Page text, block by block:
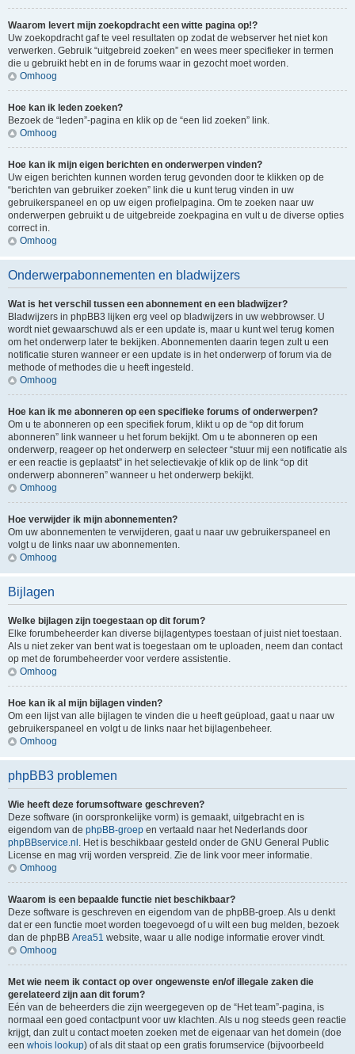
Waarom levert mijn zoekopdracht een witte pagina op!?
Uw zoekopdracht gaf te veel resultaten op zodat de webserver het niet kon
verwerken. Gebruik “uitgebreid zoeken” en wees meer specifieker in termen
die u gebruikt hebt en in de forums waar in gezocht moet worden.
Omhoog
Hoe kan ik leden zoeken?
Bezoek de “leden”-pagina en klik op de “een lid zoeken” link.
Omhoog
Hoe kan ik mijn eigen berichten en onderwerpen vinden?
Uw eigen berichten kunnen worden terug gevonden door te klikken op de
“berichten van gebruiker zoeken” link die u kunt terug vinden in uw
gebruikerspaneel en op uw eigen profielpagina. Om te zoeken naar uw
onderwerpen gebruikt u de uitgebreide zoekpagina en vult u de diverse opties
correct in.
Omhoog
Onderwerpabonnementen en bladwijzers
Wat is het verschil tussen een abonnement en een bladwijzer?
Bladwijzers in phpBB3 lijken erg veel op bladwijzers in uw webbrowser. U
wordt niet gewaarschuwd als er een update is, maar u kunt wel terug komen
om het onderwerp later te bekijken. Abonnementen daarin tegen zult u een
notificatie sturen wanneer er een update is in het onderwerp of forum via de
methode of methodes die u heeft ingesteld.
Omhoog
Hoe kan ik me abonneren op een specifieke forums of onderwerpen?
Om u te abonneren op een specifiek forum, klikt u op de “op dit forum
abonneren” link wanneer u het forum bekijkt. Om u te abonneren op een
onderwerp, reageer op het onderwerp en selecteer “stuur mij een notificatie als
er een reactie is geplaatst” in het selectievakje of klik op de link “op dit
onderwerp abonneren” wanneer u het onderwerp bekijkt.
Omhoog
Hoe verwijder ik mijn abonnementen?
Om uw abonnementen te verwijderen, gaat u naar uw gebruikerspaneel en
volgt u de links naar uw abonnementen.
Omhoog
Bijlagen
Welke bijlagen zijn toegestaan op dit forum?
Elke forumbeheerder kan diverse bijlagentypes toestaan of juist niet toestaan.
Als u niet zeker van bent wat is toegestaan om te uploaden, neem dan contact
op met de forumbeheerder voor verdere assistentie.
Omhoog
Hoe kan ik al mijn bijlagen vinden?
Om een lijst van alle bijlagen te vinden die u heeft geüpload, gaat u naar uw
gebruikerspaneel en volgt u de links naar het bijlagenbeheer.
Omhoog
phpBB3 problemen
Wie heeft deze forumsoftware geschreven?
Deze software (in oorspronkelijke vorm) is gemaakt, uitgebracht en is
eigendom van de phpBB-groep en vertaald naar het Nederlands door
phpBBservice.nl . Het is beschikbaar gesteld onder de GNU General Public
License en mag vrij worden verspreid. Zie de link voor meer informatie.
Omhoog
Waarom is een bepaalde functie niet beschikbaar?
Deze software is geschreven en eigendom van de phpBB-groep. Als u denkt
dat er een functie moet worden toegevoegd of u wilt een bug melden, bezoek
dan de phpBB Area51 website, waar u alle nodige informatie erover vindt.
Omhoog
Met wie neem ik contact op over ongewenste en/of illegale zaken die
gerelateerd zijn aan dit forum?
Eén van de beheerders die zijn weergegeven op de “Het team”-pagina, is
normaal een goed contactpunt voor uw klachten. Als u nog steeds geen reactie
krijgt, dan zult u contact moeten zoeken met de eigenaar van het domein (doe
een whois lookup) of als dit staat op een gratis forumservice (bijvoorbeeld